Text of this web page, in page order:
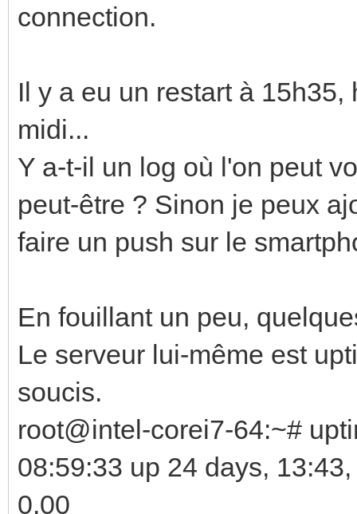
connection.
Il y a eu un restart à
midi...
Y a-t-il un log où l'on peut
peut-être ? Sinon je peux
faire un push sur le
En fouillant un peu,
Le serveur lui-même est
soucis.
root@intel-corei7-64:~#
08:59:33 up 24 days,
0.00